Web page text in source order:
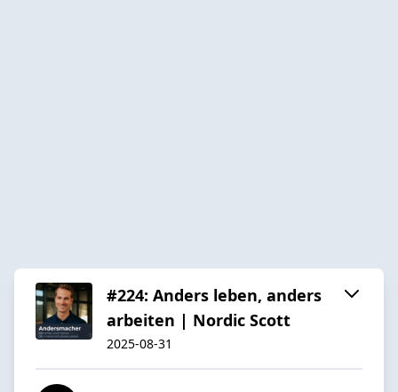
#224: Anders leben, anders
arbeiten | Nordic Scott
2025-08-31